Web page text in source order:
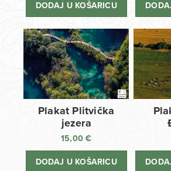
DODAJ U KOŠARICU
Plakat Plitvička
jezera
15,00€
DODAJ U KOŠARICU